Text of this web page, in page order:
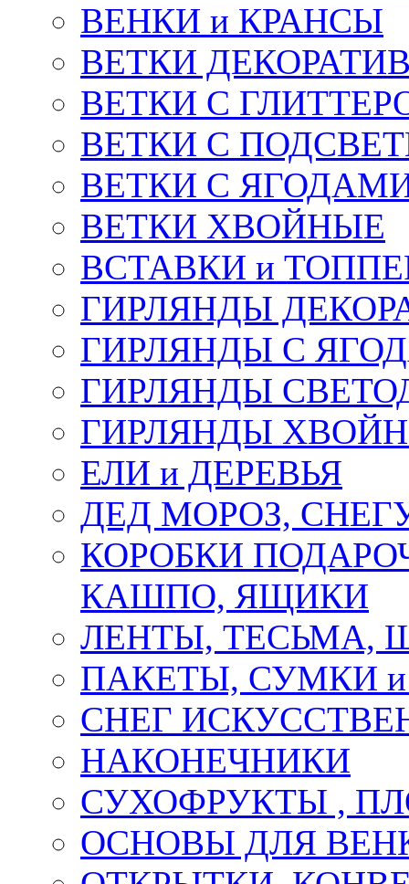
ВЕНКИ и КРАНСЫ
ВЕТКИ
ВЕТКИ С
ВЕТКИ С
ВЕТКИ С
ВЕТКИ ХВОЙНЫЕ
ВСТАВКИ и
ГИРЛЯНДЫ
ГИРЛЯНДЫ С
ГИРЛЯНДЫ
ГИРЛЯНДЫ
ЕЛИ и ДЕРЕВЬЯ
ДЕД МОРОЗ,
КОРОБКИ
КАШПО, ЯЩИКИ
ЛЕНТЫ, ТЕСЬМА,
ПАКЕТЫ, СУМКИ
СНЕГ
НАКОНЕЧНИКИ
СУХОФРУКТЫ ,
ОСНОВЫ ДЛЯ